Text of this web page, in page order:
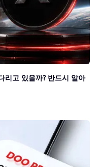
리고 있을까? 반드시 알아